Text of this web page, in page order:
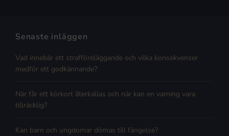
Senaste inläggen
Vad innebär ett strafföreläggande och vilka konsekvenser
medför ett godkännande?
När får ett körkort återkallas och när kan en varning vara
tillräcklig?
Kan barn och ungdomar dömas till fängelse?